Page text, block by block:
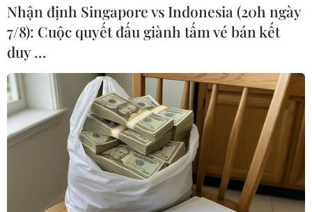
Giới chuyên gia không tin khả năng Mỹ sẽ
sớm rút quân khỏi Syria
03/04/2018 13:09
Các nhà phân tích Thổ Nhĩ Kỳ nhận định rằng,
Washington và Paris dường như đang tìm cách cải thiện
mối quan hệ với Thổ Nhĩ Kỳ sau khi niềm tin của Ankara
Nhận định Singapore vs Indonesia (20h ngày
7/8): Cuộc quyết đấu giành tấm vé bán kết
duy …